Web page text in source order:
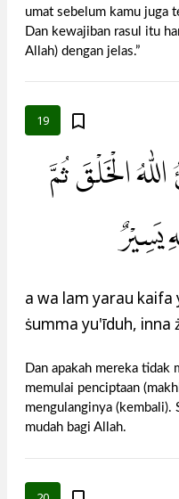
umat sebelum kamu juga
Dan kewajiban rasul itu
Allah) dengan jelas.”
19
الْخَلْقَ ثُمَّ
يَسِيْرٌ
a wa lam yarau kaifa
ṡumma yu'īduh, inna
Dan apakah mereka tidak
memulai penciptaan
mengulanginya (kembali).
mudah bagi Allah.